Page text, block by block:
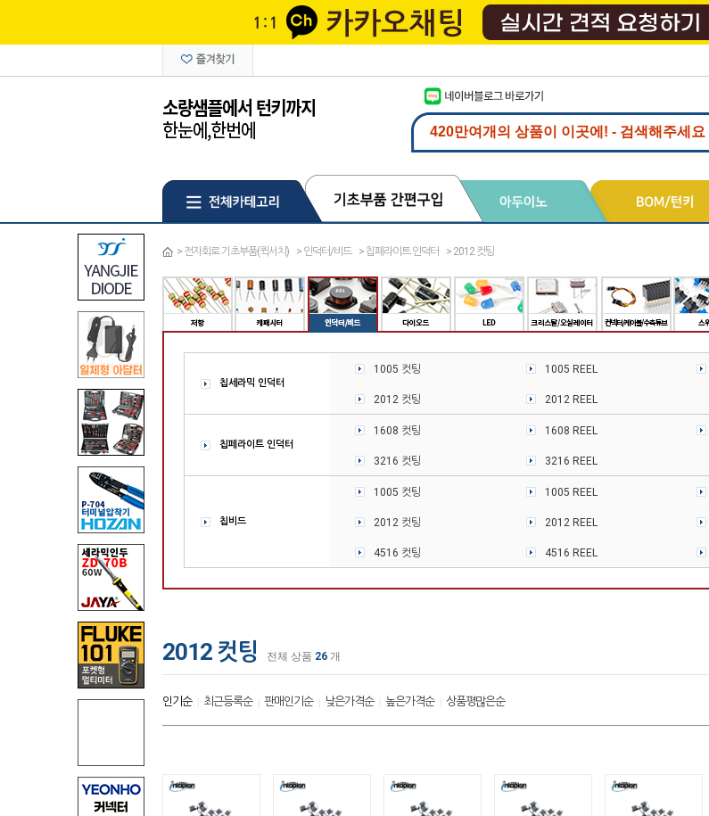
> 전자회로 기초부품(퀵서치) > 인덕터/비드 >칩페라이트 인덕터 > 2012 컷팅
칩세라믹 인덕터
1005 컷팅 1005 REEL
2012 컷팅 2012 REEL
칩페라이트 인덕터
1608 컷팅 1608 REEL
3216 컷팅 3216 REEL
칩비드
1005 컷팅 1005 REEL
2012 컷팅 2012 REEL
4516 컷팅 4516 REEL
2012 컷팅 전체 상품 26 개
인기순| 최근등록순| 판매인기순| 낮은가격순| 높은가격순| 상품평많은순